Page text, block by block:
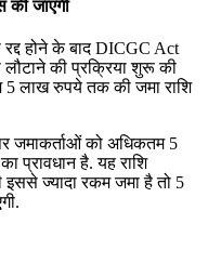
जाएगी
होने के बाद DICGC Act
की प्रक्रिया शुरू की
5 लाख रुपये तक की जमा राशि
जमाकर्ताओं को अधिकतम 5
प्रावधान है. यह राशि
इससे ज्यादा रकम जमा है तो 5